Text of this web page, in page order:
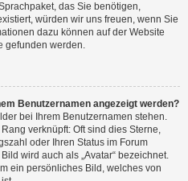
das Sie benötigen,
würden wir uns freuen, wenn Sie
dazu können auf der Website
gefunden werden.
Benutzernamen angezeigt werden?
bei Ihrem Benutzernamen stehen.
verknüpft: Oft sind dies Sterne,
oder Ihren Status im Forum
wird auch als „Avatar“ bezeichnet.
ein persönliches Bild, welches von